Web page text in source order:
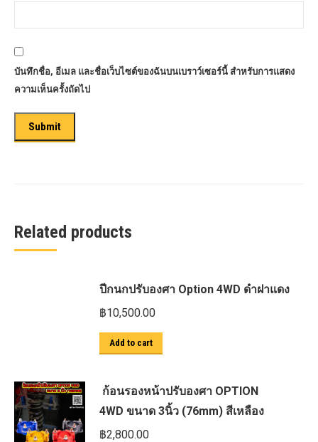
บันทึกชื่อ, อีเมล และชื่อเว็บไซต์ของฉันบนเบราว์เซอร์นี้ สำหรับการแสดง
ความเห็นครั้งถัดไป
Related products
ปีกนกปรับองศา Option 4WD ดำฝาแดง
฿10,500.00
Add to cart
ก้อนรองหน้าปรับองศา OPTION
4WD ขนาด 3นิ้ว (76mm) สีเหลือง
฿2,800.00